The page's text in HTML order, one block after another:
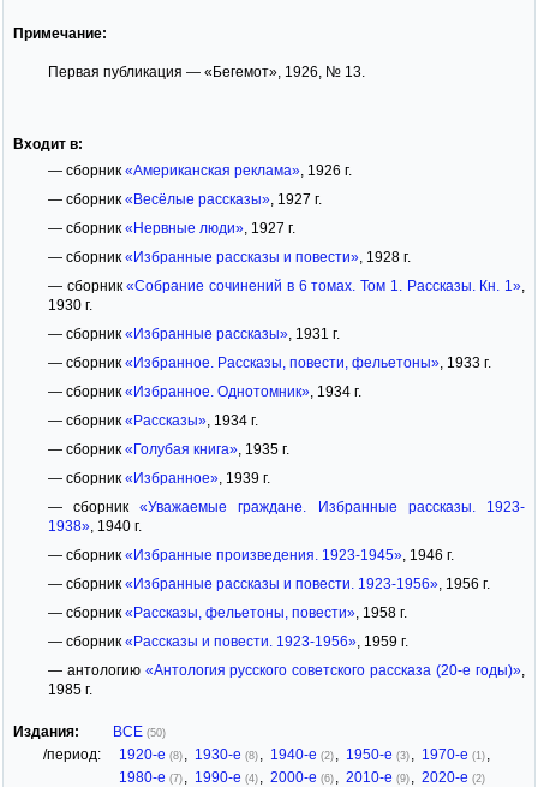
Примечание:
Первая публикация — «Бегемот», 1926, № 13.
Входит в:
— сборник «Американская реклама», 1926 г.
— сборник «Весёлые рассказы», 1927 г.
— сборник «Нервные люди», 1927 г.
— сборник «Избранные рассказы и повести», 1928 г.
— сборник«Собрание сочинений в 6 томах. Том 1. Рассказы. Кн. 1»
1930 г.
— сборник «Избранные рассказы», 1931 г.
— сборник «Избранное. Рассказы, повести, фельетоны», 1933 г.
— сборник «Избранное. Однотомник», 1934 г.
— сборник «Рассказы», 1934 г.
— сборник «Голубая книга», 1935 г.
— сборник «Избранное», 1939 г.
— сборник«Уважаемые граждане. Избранные рассказы. 1923-
1938», 1940 г.
— сборник «Избранные произведения. 1923-1945», 1946 г.
— сборник «Избранные рассказы и повести. 1923-1956», 1956 г.
— сборник «Рассказы, фельетоны, повести», 1958 г.
— сборник «Рассказы и повести. 1923-1956», 1959 г.
— антологию «Антология русского советского рассказа (20-е годы)»
1985 г.
Издания: ВСЕ (50)
/период: 1920-е (8) 1930-е (8) 1940-е (2) 1950-е (3) 1970-е (1)
1980-е (7) 1990-е (4) 2000-е (6) 2010-е (9) 2020-е (2)